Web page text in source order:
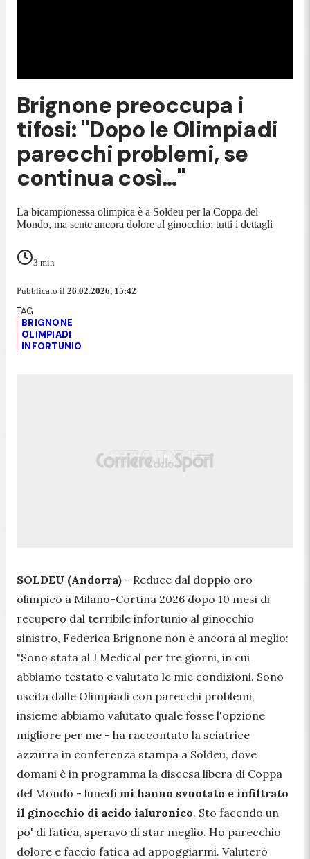
Brignone preoccupa i
tifosi: "Dopo le Olimpiadi
parecchi problemi, se
continua così..."
La bicampionessa olimpica è a Soldeu per la Coppa del
Mondo, ma sente ancora dolore al ginocchio: tutti i dettagli
3 min
Pubblicato il 26.02.2026, 15:42
BRIGNONE
OLIMPIADI
INFORTUNIO
SOLDEU (Andorra) - Reduce dal doppio oro
olimpico a Milano-Cortina 2026 dopo 10 mesi di
recupero dal terribile infortunio al ginocchio
sinistro, Federica Brignone non è ancora al meglio:
"Sono stata al J Medical per tre giorni, in cui
abbiamo testato e valutato le mie condizioni. Sono
uscita dalle Olimpiadi con parecchi problemi,
insieme abbiamo valutato quale fosse l'opzione
migliore per me - ha raccontato la sciatrice
azzurra in conferenza stampa a Soldeu, dove
domani è in programma la discesa libera di Coppa
del Mondo - lunedì mi hanno svuotato e infiltrato
il ginocchio di acido ialuronico. Sto facendo un
po' di fatica, speravo di star meglio. Ho parecchio
dolore e faccio fatica ad appoggiarmi. Valuterò